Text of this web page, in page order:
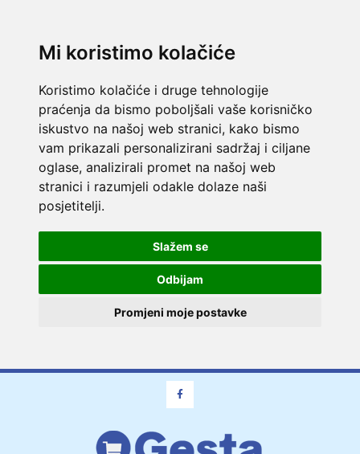
Mi koristimo kolačiće
Koristimo kolačiće i druge tehnologije
praćenja da bismo poboljšali vaše korisničko
iskustvo na našoj web stranici, kako bismo
vam prikazali personalizirani sadržaj i ciljane
oglase, analizirali promet na našoj web
stranici i razumjeli odakle dolaze naši
posjetitelji.
Slažem se
Odbijam
Promjeni moje postavke